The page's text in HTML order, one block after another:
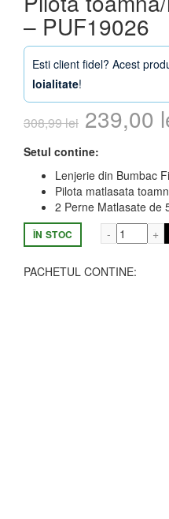
– PUF19026
Esti client fidel? Acest
loialitate!
308,99lei Prețul
inițial
a
fost:
308,99
239,00
Setul contine:
Lenjerie din Bumbac
Pilota matlasata
2 Perne Matlasate de
ÎN STOC
PACHETUL CONTINE: